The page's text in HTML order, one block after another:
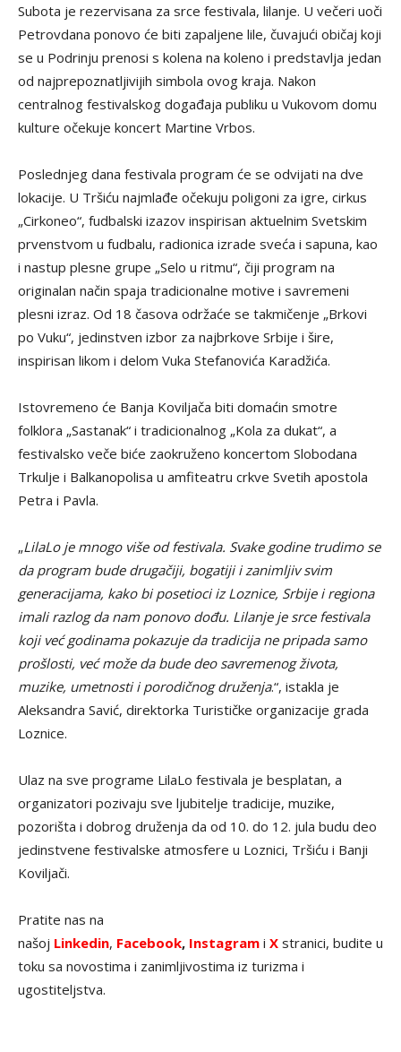
Subota je rezervisana za srce festivala, lilanje. U večeri uoči
Petrovdana ponovo će biti zapaljene lile, čuvajući običaj koji
se u Podrinju prenosi s kolena na koleno i predstavlja jedan
od najprepoznatljivijih simbola ovog kraja. Nakon
centralnog festivalskog događaja publiku u Vukovom domu
kulture očekuje koncert Martine Vrbos.
Poslednjeg dana festivala program će se odvijati na dve
lokacije. U Tršiću najmlađe očekuju poligoni za igre, cirkus
„Cirkoneo“, fudbalski izazov inspirisan aktuelnim Svetskim
prvenstvom u fudbalu, radionica izrade sveća i sapuna, kao
i nastup plesne grupe „Selo u ritmu“, čiji program na
originalan način spaja tradicionalne motive i savremeni
plesni izraz. Od 18 časova održaće se takmičenje „Brkovi
po Vuku“, jedinstven izbor za najbrkove Srbije i šire,
inspirisan likom i delom Vuka Stefanovića Karadžića.
Istovremeno će Banja Koviljača biti domaćin smotre
folklora „Sastanak“ i tradicionalnog „Kola za dukat“, a
festivalsko veče biće zaokruženo koncertom Slobodana
Trkulje i Balkanopolisa u amfiteatru crkve Svetih apostola
Petra i Pavla.
„LilaLo je mnogo više od festivala. Svake godine trudimo se
da program bude drugačiji, bogatiji i zanimljiv svim
generacijama, kako bi posetioci iz Loznice, Srbije i regiona
imali razlog da nam ponovo dođu. Lilanje je srce festivala
koji već godinama pokazuje da tradicija ne pripada samo
prošlosti, već može da bude deo savremenog života,
muzike, umetnosti i porodičnog druženja.“, istakla je
Aleksandra Savić, direktorka Turističke organizacije grada
Loznice.
Ulaz na sve programe LilaLo festivala je besplatan, a
organizatori pozivaju sve ljubitelje tradicije, muzike,
pozorišta i dobrog druženja da od 10. do 12. jula budu deo
jedinstvene festivalske atmosfere u Loznici, Tršiću i Banji
Koviljači.
Pratite nas na
našoj Linkedin, Facebook, Instagram i X stranici, budite u
toku sa novostima i zanimljivostima iz turizma i
ugostiteljstva.